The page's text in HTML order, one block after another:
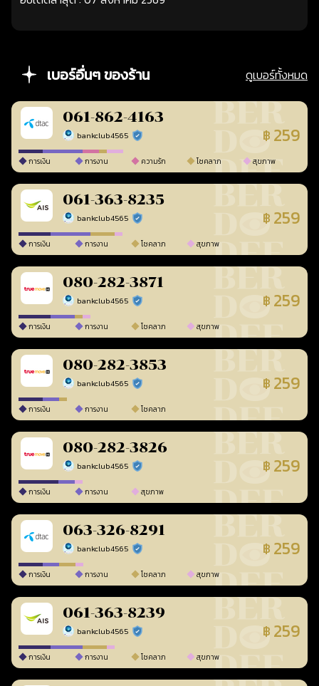
เบอร์อื่นๆ ของร้าน ดูเบอร์ทั้งหมด
061-862-4163
bankclub4565 ร้านยืนยันแล้ว ฿ 259
การเงิน การงาน ความรัก โชคลาภ สุขภาพ
061-363-8235
bankclub4565 ร้านยืนยันแล้ว ฿ 259
การเงิน การงาน โชคลาภ สุขภาพ
080-282-3871
bankclub4565 ร้านยืนยันแล้ว ฿ 259
การเงิน การงาน โชคลาภ สุขภาพ
080-282-3853
bankclub4565 ร้านยืนยันแล้ว ฿ 259
การเงิน การงาน โชคลาภ
080-282-3826
bankclub4565 ร้านยืนยันแล้ว ฿ 259
การเงิน การงาน สุขภาพ
063-326-8291
bankclub4565 ร้านยืนยันแล้ว ฿ 259
การเงิน การงาน โชคลาภ สุขภาพ
061-363-8239
bankclub4565 ร้านยืนยันแล้ว ฿ 259
การเงิน การงาน โชคลาภ สุขภาพ